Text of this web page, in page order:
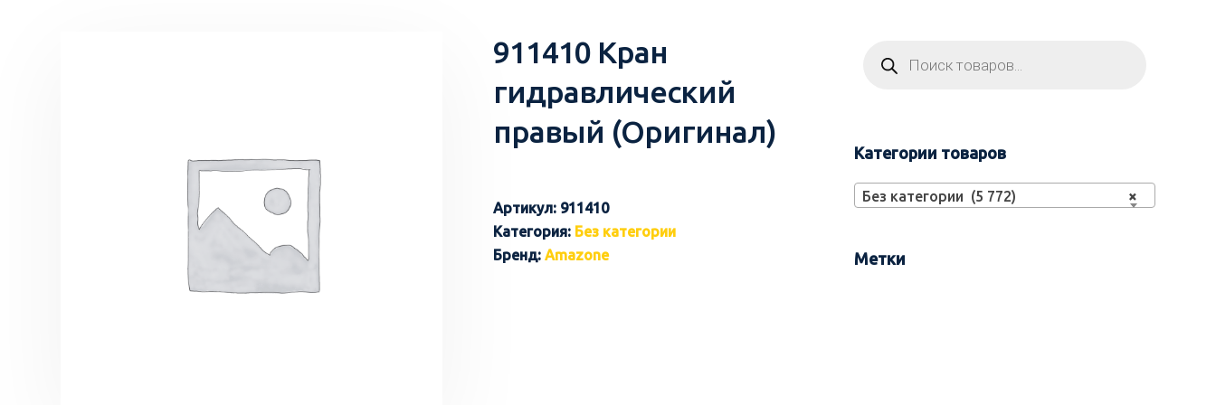
911410 Кран
гидравлический
правый (Оригинал)
Артикул: 911410
Категория: Без категории
Бренд: Amazone
Категории товаров
×
Без категории (5 772)
Метки